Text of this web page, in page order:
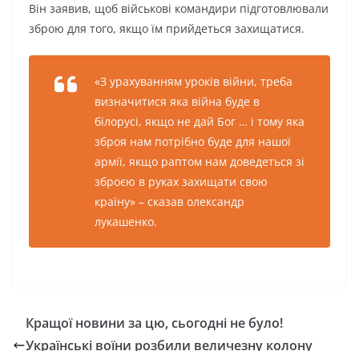
Він заявив, щоб військові командири підготовлювали
зброю для того, якщо їм прийдеться захищатися.
«З урахуванням уроків війни, треба
визначитися яка війна буде в
білорусі, якщо не дай Бог … і тому яка
зброя нам потрібно буде для нашої
армії, якщо раптом нам доведеться зі
зброєю в руках захищати свою
країну» – сказав олександр
лукашенко.
Кращої новини за цю, сьогодні не було!
Українські воїни розбили величезну колону